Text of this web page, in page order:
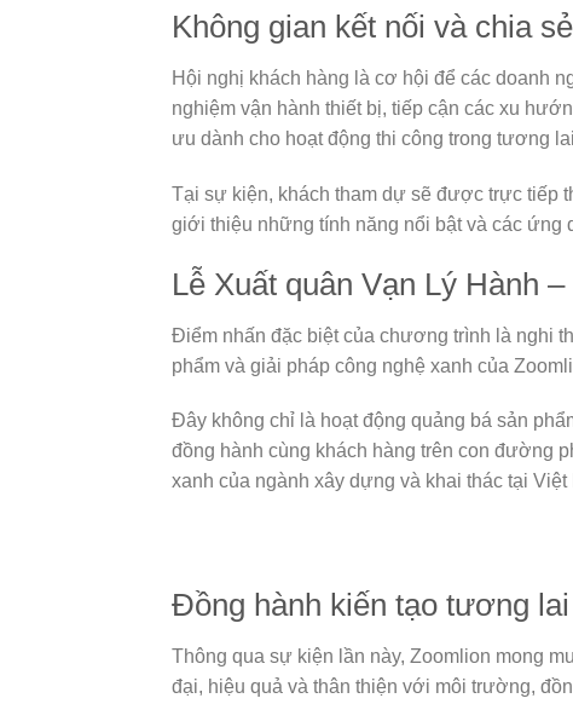
Không gian kết nối và chia
Hội nghị khách hàng là cơ hội để các doanh
nghiệm vận hành thiết bị, tiếp cận các xu
ưu dành cho hoạt động thi công trong tương
Tại sự kiện, khách tham dự sẽ được trực tiếp
giới thiệu những tính năng nổi bật và các ứng
Lễ Xuất quân Vạn Lý Hành
Điểm nhấn đặc biệt của chương trình là nghi
phẩm và giải pháp công nghệ xanh của
Đây không chỉ là hoạt động quảng bá sản
đồng hành cùng khách hàng trên con đường
xanh của ngành xây dựng và khai thác tại Việt
Đồng hành kiến tạo tương lai
Thông qua sự kiện lần này, Zoomlion mong
đại, hiệu quả và thân thiện với môi trường,